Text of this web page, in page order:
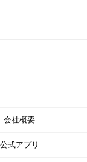
会社概要
公式アプリ